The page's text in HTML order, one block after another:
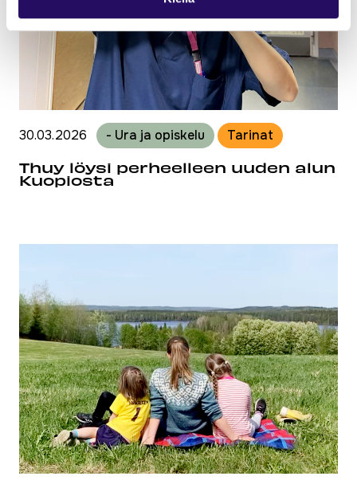
30.03.2026 - Ura ja opiskelu Tarinat
Thuy löysi perheelleen uuden alun
Kuopiosta